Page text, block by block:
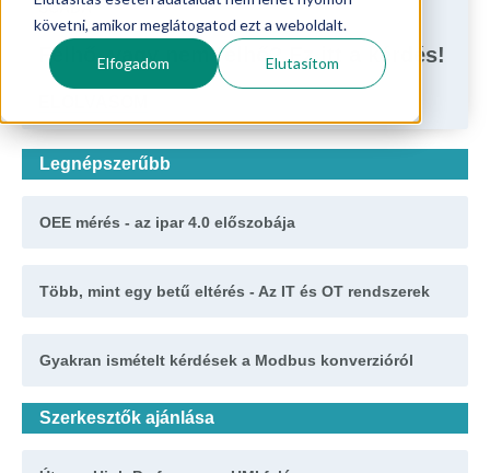
követni, amikor meglátogatod ezt a weboldalt.
Elfogadom Elutasítom
SCADA
Felhő, vagy nem felhő? Ez itt a kérdés!
Legnépszerűbb
OEE mérés - az ipar 4.0 előszobája
Több, mint egy betű eltérés - Az IT és OT rendszerek
Gyakran ismételt kérdések a Modbus konverzióról
Szerkesztők ajánlása